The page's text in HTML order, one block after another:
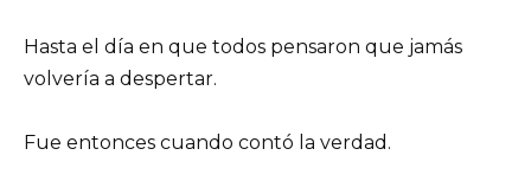
Hasta el día en que todos pensaron que jamás
volvería a despertar.
Fue entonces cuando contó la verdad.